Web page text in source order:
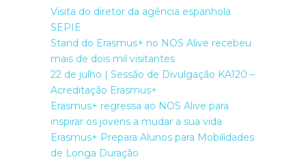
Visita do diretor da agência espanhola
SEPIE
Stand do Erasmus+ no NOS Alive recebeu
mais de dois mil visitantes
22 de julho | Sessão de Divulgação KA120 –
Acreditação Erasmus+
Erasmus+ regressa ao NOS Alive para
inspirar os jovens a mudar a sua vida
Erasmus+ Prepara Alunos para Mobilidades
de Longa Duração